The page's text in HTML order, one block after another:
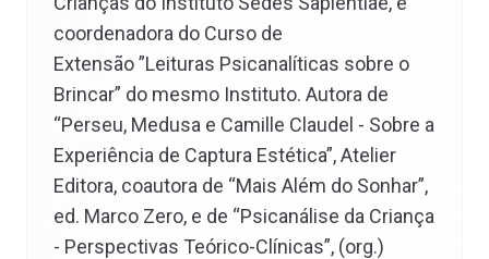
coordenadora do Curso de
Extensão ”Leituras Psicanalíticas sobre o
Brincar” do mesmo Instituto. Autora de
“Perseu, Medusa e Camille Claudel - Sobre a
Experiência de Captura Estética”, Atelier
Editora, coautora de “Mais Além do Sonhar”,
ed. Marco Zero, e de “Psicanálise da Criança
- Perspectivas Teórico-Clínicas”, (org.)